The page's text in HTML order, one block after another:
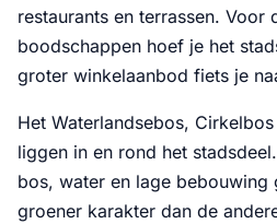
restaurants en terrassen. Voor
boodschappen hoef je het
groter winkelaanbod fiets je
Het Waterlandsebos,
liggen in en rond het
bos, water en lage bebouwing
groener karakter dan de